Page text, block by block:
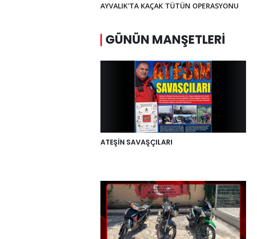
AYVALIK'TA KAÇAK TÜTÜN OPERASYONU
GÜNÜN MANŞETLERI
ATEŞİN SAVAŞÇILARI